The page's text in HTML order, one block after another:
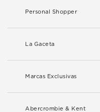
Personal Shopper
La Gaceta
Marcas Exclusivas
Abercrombie & Kent